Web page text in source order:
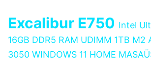
Excalibur E750 Intel
16GB DDR5 RAM UDIMM 1TB M2
3050 WINDOWS 11 HOME